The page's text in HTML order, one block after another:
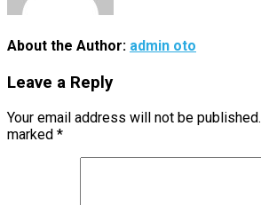
About the Author: admin oto
Leave a Reply
Your email address will not be published.
marked *